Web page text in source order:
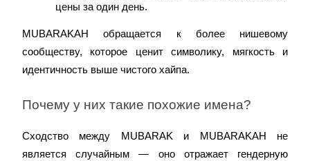
цены за один день.
MUBARAKAH обращается к более нишевому
сообществу, которое ценит символику, мягкость и
идентичность выше чистого хайпа.
Почему у них такие похожие имена?
Сходство между MUBARAK и MUBARAKAH не
является случайным — оно отражает гендерную